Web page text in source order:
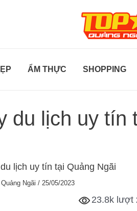
ẨM THỰC SHOPPING
du lịch uy tín
lịch uy tín tại Quảng Ngãi
Ngãi / 25/05/2023
23.8k lượt